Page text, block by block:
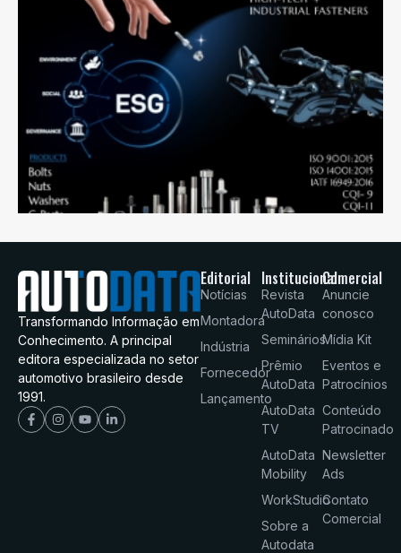
Transformando Informação em
Conhecimento. A principal
editora especializada no setor
automotivo brasileiro desde
1991.
Editorial
Notícias
Montadora
Indústria
Fornecedor
Lançamento
Institucional
Revista
AutoData
Seminários
Prêmio
AutoData
AutoData
TV
AutoData
Mobility
WorkStudio
Sobre a
Autodata
Comercial
Anuncie
conosco
Mídia Kit
Eventos e
Patrocínios
Conteúdo
Patrocinado
Newsletter
Ads
Contato
Comercial